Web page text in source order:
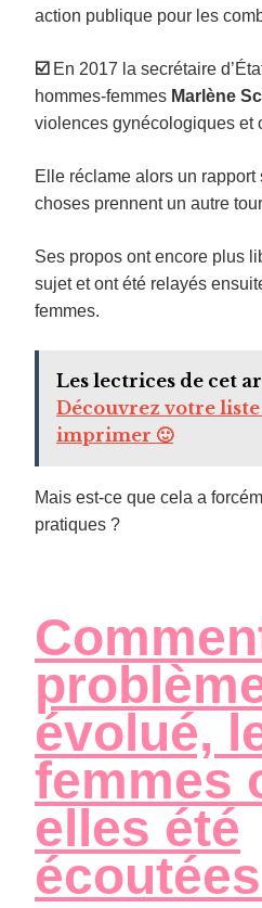
action publique pour les
☑️ En 2017 la secrétaire
hommes-femmes Marlène
violences gynécologiques et
Elle réclame alors un
choses prennent un autre
Ses propos ont encore plus
sujet et ont été relayés
femmes.
Les lectrices de cet
Découvrez votre
imprimer 🙂
Mais est-ce que cela a
pratiques ?
évolué,
femmes
elles été